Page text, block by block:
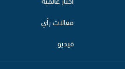
مقالات رأي
فيديو